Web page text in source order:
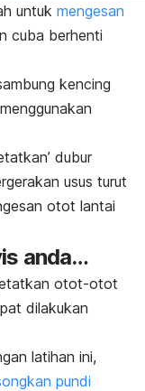
untuk mengesan
cuba berhenti
kencing
dubur
usus turut
otot lantai
anda…
otot-otot
dilakukan
latihan ini,
pundi